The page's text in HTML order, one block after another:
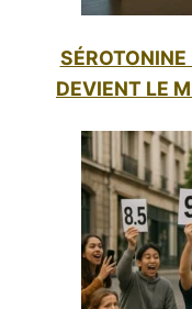
DEVIENT LE